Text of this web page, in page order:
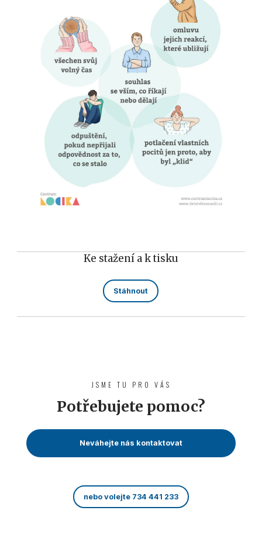
Ke stažení a k tisku
Stáhnout
JSME TU PRO VÁS
Potřebujete pomoc?
Neváhejte nás kontaktovat
nebo volejte 734 441 233